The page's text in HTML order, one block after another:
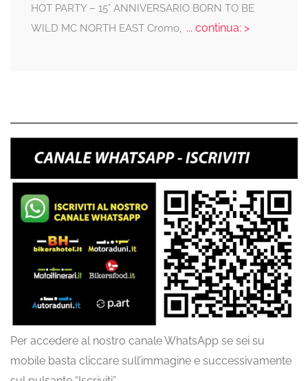
HOT PARTY – 15° ANNIVERSARIO BORN TO BE
WILD MC NORTH EAST Cromo, ... continua: >
Per accedere al nostro canale WhatsApp se sei su
mobile basta cliccare sull’immagine e successivamente